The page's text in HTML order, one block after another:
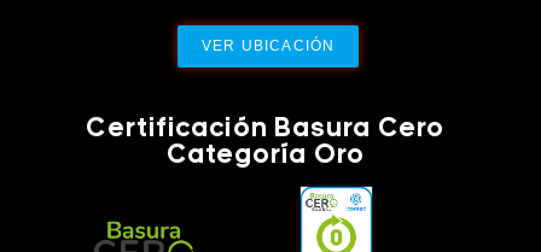
VER UBICACIÓN
Certificación Basura Cero
Categoría Oro